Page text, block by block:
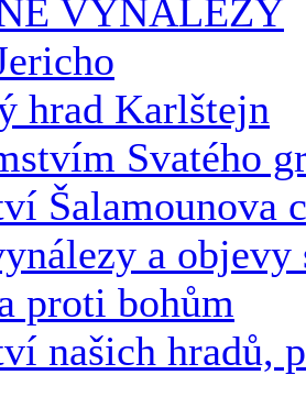
VYNÁLEZY
hrad Karlštejn
Svatého
Šalamounova
a
proti bohům
našich hradů,